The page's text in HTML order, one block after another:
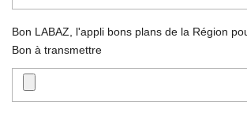
Bon LABAZ, l'appli bons plans de la Région
Bon à transmettre